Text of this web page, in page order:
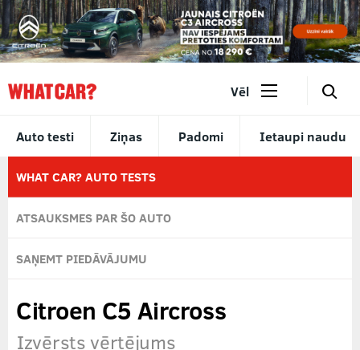
Auto testi Ziņas Padomi Ietaupi naudu
Vēl 🔎
WHAT CAR? AUTO TESTS
ATSAUKSMES PAR ŠO AUTO
SAŅEMT PIEDĀVĀJUMU
Citroen C5 Aircross
Izvērsts vērtējums